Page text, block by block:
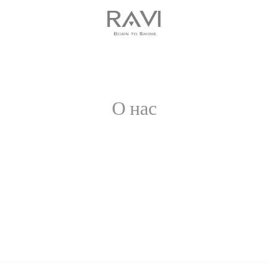
Бесплатная доставка по ЕС от 135 евро
О нас